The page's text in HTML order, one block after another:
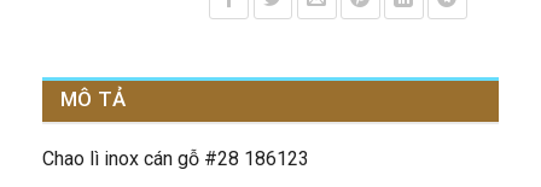
MÔ TẢ
Chao lì inox cán gỗ #28 186123